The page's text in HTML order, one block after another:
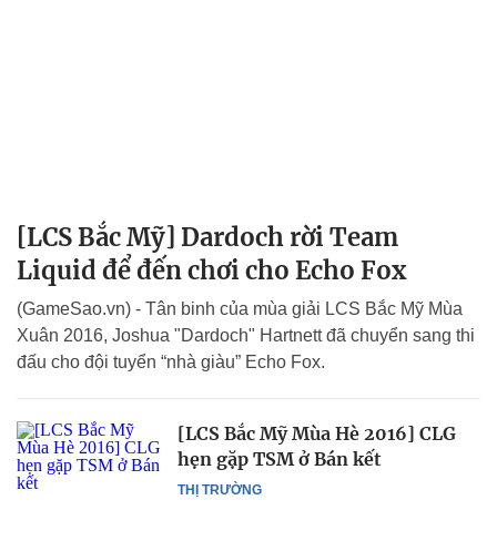
[LCS Bắc Mỹ] Dardoch rời Team
Liquid để đến chơi cho Echo Fox
(GameSao.vn) - Tân binh của mùa giải LCS Bắc Mỹ Mùa
Xuân 2016, Joshua "Dardoch" Hartnett đã chuyển sang thi
đấu cho đội tuyển “nhà giàu” Echo Fox.
THỊ TRƯỜNG
[LCS Bắc Mỹ Mùa Hè 2016] CLG
hẹn gặp TSM ở Bán kết